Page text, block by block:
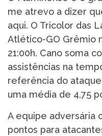
me atrevo a dizer
aqui. O Tricolor das
Atlético-GO Grêmio
21:00h. Cano soma
assistências na
referência do
uma média de 4,75
A equipe adversária
pontos para